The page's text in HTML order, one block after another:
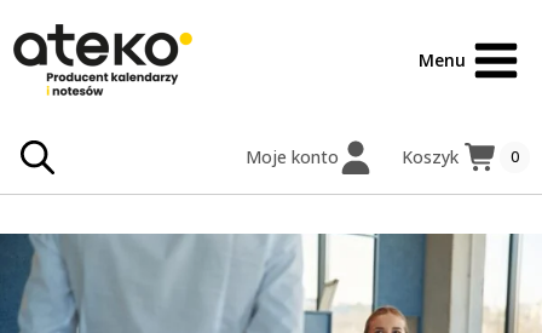
treści
do
treści
Menu
Moje konto Koszyk 0